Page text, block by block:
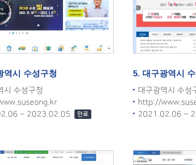
역시 수성구청
시 수성구청
~ 2023.02.05
만료
5. 대구광역시
대구광역시 수성
http://
2021.02.06 ~